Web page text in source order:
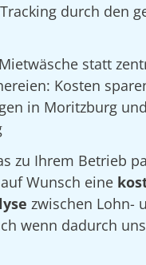
durch den
statt
Kosten
in Moritzburg und
zu Ihrem Betrieb
Wunsch eine
zwischen Lohn-
wenn dadurch